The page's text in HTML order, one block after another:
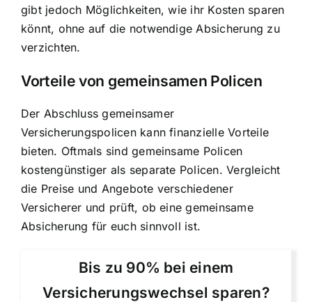
gibt jedoch Möglichkeiten, wie ihr Kosten sparen
könnt, ohne auf die notwendige Absicherung zu
verzichten.
Vorteile von gemeinsamen Policen
Der Abschluss gemeinsamer
Versicherungspolicen kann finanzielle Vorteile
bieten. Oftmals sind gemeinsame Policen
kostengünstiger als separate Policen. Vergleicht
die Preise und Angebote verschiedener
Versicherer und prüft, ob eine gemeinsame
Absicherung für euch sinnvoll ist.
Bis zu 90% bei einem
Versicherungswechsel sparen?